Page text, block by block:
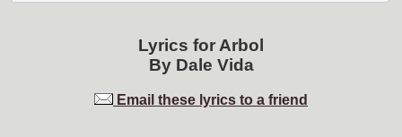
Lyrics for Arbol
By Dale Vida
Email these lyrics to a friend